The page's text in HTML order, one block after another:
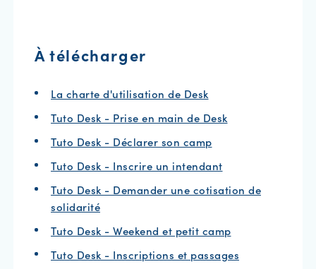
À télécharger
La charte d'utilisation de Desk
Tuto Desk - Prise en main de Desk
Tuto Desk - Déclarer son camp
Tuto Desk - Inscrire un intendant
Tuto Desk - Demander une cotisation de
solidarité
Tuto Desk - Weekend et petit camp
Tuto Desk - Inscriptions et passages